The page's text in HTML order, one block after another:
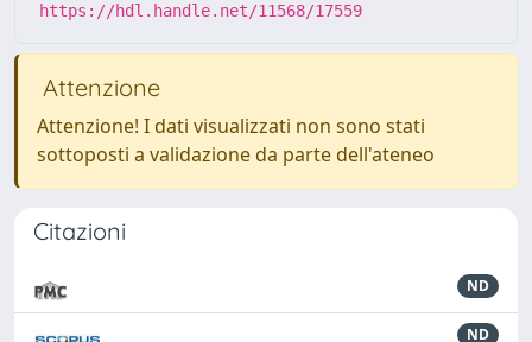
https://hdl.handle.net/11568/17559
Attenzione
Attenzione! I dati visualizzati non sono stati
sottoposti a validazione da parte dell'ateneo
Citazioni
ND
ND